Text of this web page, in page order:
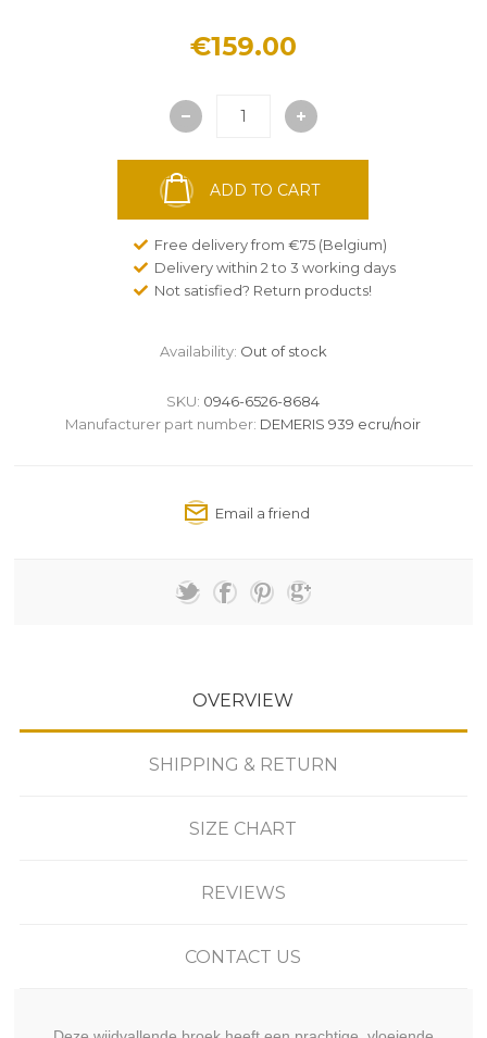
€159.00
ADD TO CART
Free delivery from €75 (Belgium)
Delivery within 2 to 3 working days
Not satisfied? Return products!
Availability: Out of stock
SKU: 0946-6526-8684
Manufacturer part number: DEMERIS 939 ecru/noir
OVERVIEW
SHIPPING & RETURN
SIZE CHART
REVIEWS
CONTACT US